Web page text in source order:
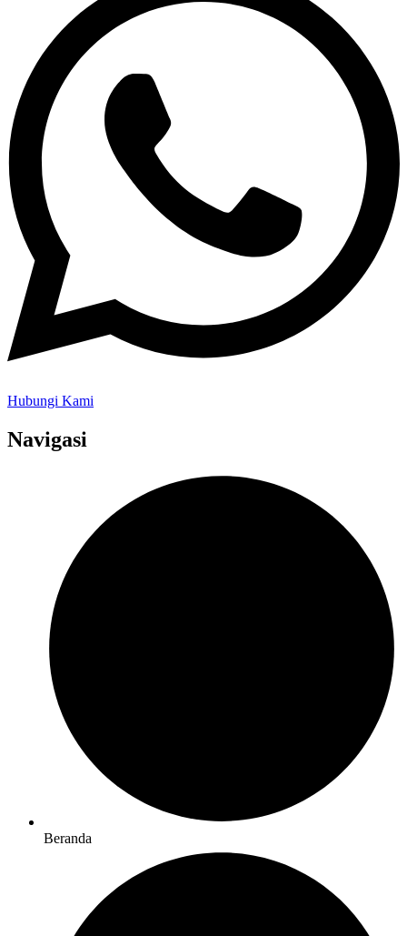
Hubungi Kami
Navigasi
Beranda